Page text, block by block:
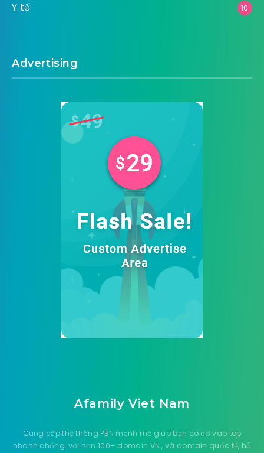
Y tế 10
Advertising
Afamily Viet Nam
Cung cấp thệ thống PBN mạnh mẽ giúp bạn có cơ vào top
nhanh chống, với hơn 100+ domain VN , và domain quốc tế, hỗ